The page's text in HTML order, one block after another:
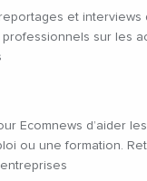
et interviews
sur les
Ecomnews d’aider
ou une formation.